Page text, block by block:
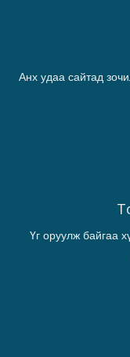
Анх удаа сайтад
Үг оруулж байгаа